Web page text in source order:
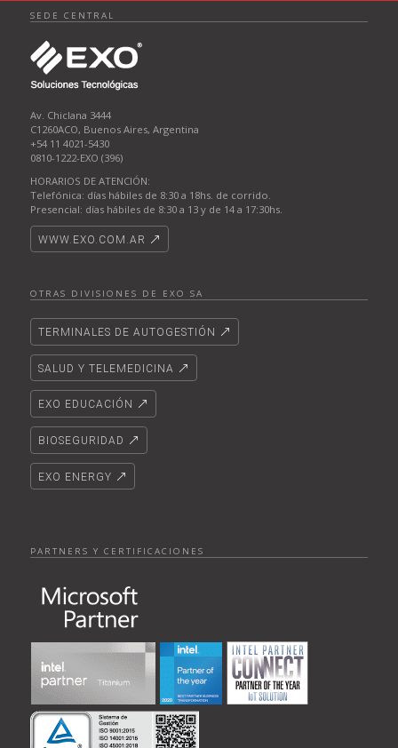
SEDE CENTRAL
Av. Chiclana 3444
C1260ACO, Buenos Aires, Argentina
+54 11 4021-5430
0810-1222-EXO (396)
HORARIOS DE ATENCIÓN:
Telefónica: días hábiles de 8:30 a 18hs. de corrido.
Presencial: días hábiles de 8:30 a 13 y de 14 a 17:30hs.
WWW.EXO.COM.AR
OTRAS DIVISIONES DE EXO SA
TERMINALES DE AUTOGESTIÓN
SALUD Y TELEMEDICINA
EXO EDUCACIÓN
BIOSEGURIDAD
EXO ENERGY
PARTNERS Y CERTIFICACIONES